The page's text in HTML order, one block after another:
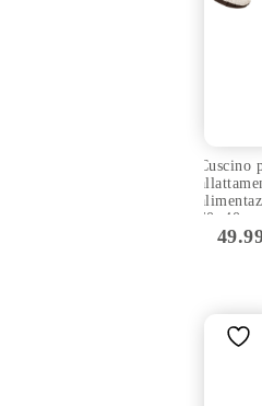
Cuscino
60×40 cm
cookie